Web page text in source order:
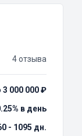
4 отзыва
3 000 000 ₽
в день
- 1095 дн.